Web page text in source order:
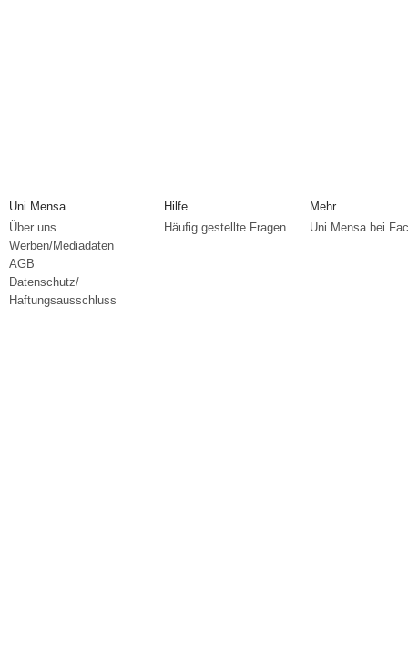
Uni Mensa
Über uns
Werben/Mediadaten
AGB
Datenschutz/
Haftungsausschluss
Hilfe
Häufig gestellte Fragen
Mehr
Uni Mensa bei